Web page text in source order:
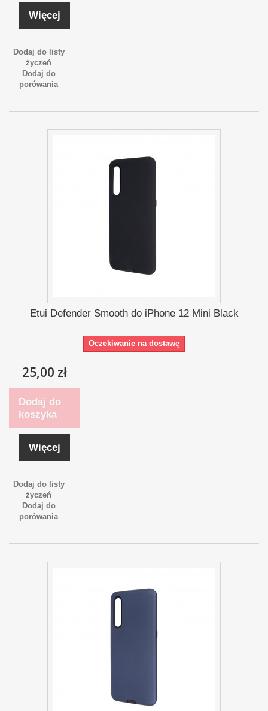
Więcej
Dodaj do listy
życzeń
Dodaj do
porówania
Etui Defender Smooth do iPhone 12 Mini Black
Oczekiwanie na dostawę
25,00 zł
Dodaj do
koszyka
Więcej
Dodaj do listy
życzeń
Dodaj do
porówania